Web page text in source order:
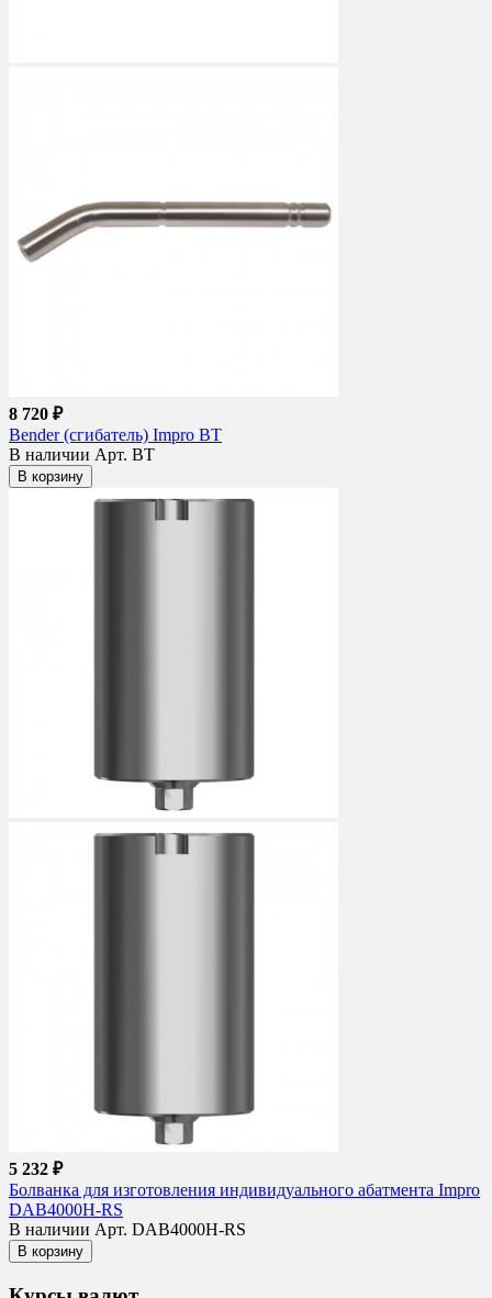
8 720 ₽
Bender (сгибатель) Impro BT
В наличии Арт. BT
В корзину
5 232 ₽
Болванка для изготовления индивидуального абатмента Impro
DAB4000H-RS
В наличии Арт. DAB4000H-RS
В корзину